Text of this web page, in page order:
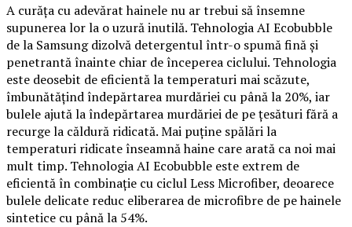
A curăța cu adevărat hainele nu ar trebui să însemne
supunerea lor la o uzură inutilă. Tehnologia AI Ecobubble
de la Samsung dizolvă detergentul într-o spumă fină și
penetrantă înainte chiar de începerea ciclului. Tehnologia
este deosebit de eficientă la temperaturi mai scăzute,
îmbunătățind îndepărtarea murdăriei cu până la 20%, iar
bulele ajută la îndepărtarea murdăriei de pe țesături fără a
recurge la căldură ridicată. Mai puține spălări la
temperaturi ridicate înseamnă haine care arată ca noi mai
mult timp. Tehnologia AI Ecobubble este extrem de
eficientă în combinație cu ciclul Less Microfiber, deoarece
bulele delicate reduc eliberarea de microfibre de pe hainele
sintetice cu până la 54%.